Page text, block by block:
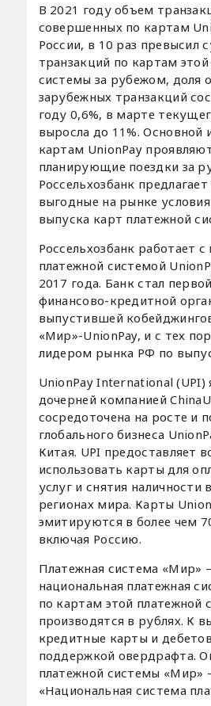
В 2021 году объем
совершенных по картам
России, в 10 раз превысил
транзакций по картам
системы за рубежом, доля
зарубежных транзакций
году 0,6%, в марте
выросла до 11%. Основной
картам UnionPay
планирующие поездки за
Россельхозбанк
выгодные на рынке
выпуска карт платежной
Россельхозбанк работает с
платежной системой
2017 года. Банк стал
финансово-кредитной
выпустившей
«Мир»-UnionPay, и с тех
лидером рынка РФ по
UnionPay International (UPI)
дочерней компанией
сосредоточена на росте и
глобального бизнеса
Китая. UPI предоставляет
использовать карты для
услуг и снятия наличности
регионах мира. Карты
эмитируются в более чем
включая Россию.
Платежная система «Мир»
национальная платежная
по картам этой платежной
производятся в рублях. К
кредитные карты и
поддержкой овердрафта.
платежной системы
«Национальная система